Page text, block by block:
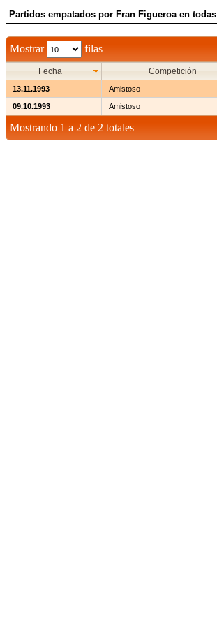
Partidos empatados por Fran Figueroa en
Mostrar filas
Fecha Competición
13.11.1993 Amistoso
09.10.1993 Amistoso
Mostrando 1 a 2 de 2 totales